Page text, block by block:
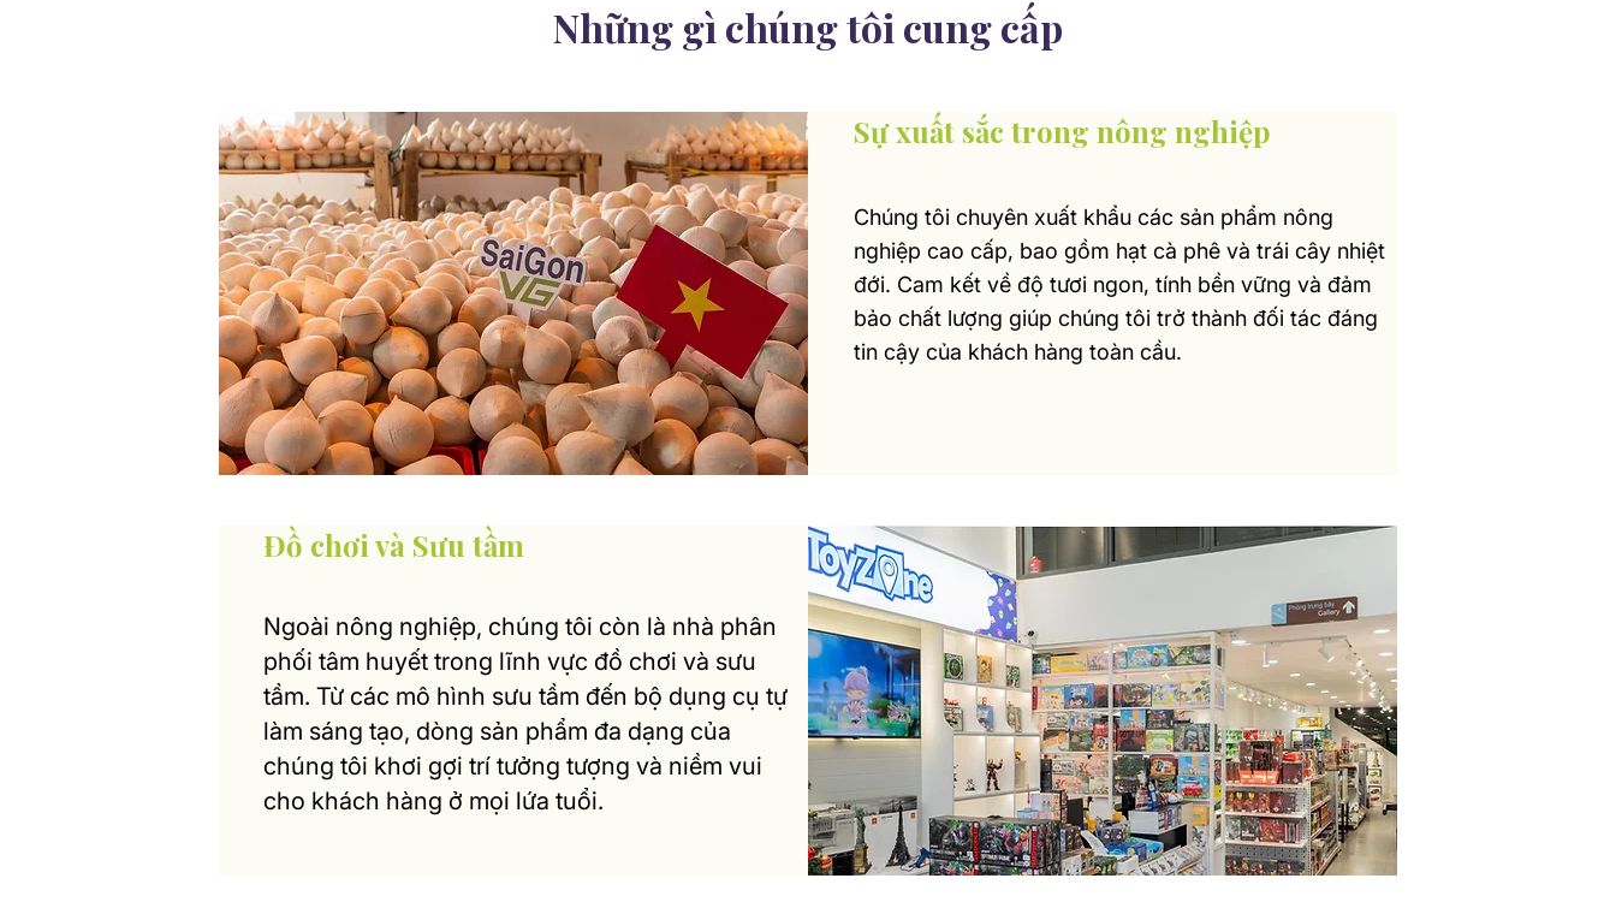
Những gì chúng tôi cung cấp
Sự xuất sắc trong nông nghiệp
Chúng tôi chuyên xuất khẩu các sản phẩm nông
nghiệp cao cấp, bao gồm hạt cà phê và trái cây nhiệt
đới. Cam kết về độ tươi ngon, tính bền vững và đảm
bảo chất lượng giúp chúng tôi trở thành đối tác đáng
tin cậy của khách hàng toàn cầu.
Đồ chơi và Sưu tầm
Ngoài nông nghiệp, chúng tôi còn là nhà phân
phối tâm huyết trong lĩnh vực đồ chơi và sưu
tầm. Từ các mô hình sưu tầm đến bộ dụng cụ tự
làm sáng tạo, dòng sản phẩm đa dạng của
chúng tôi khơi gợi trí tưởng tượng và niềm vui
cho khách hàng ở mọi lứa tuổi.